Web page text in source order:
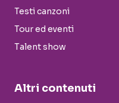
Testi canzoni
Tour ed eventi
Talent show
Altri contenuti